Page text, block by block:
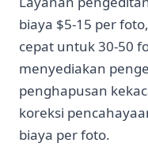
biaya $5-15 per
cepat untuk 30-50
menyediakan
penghapusan
koreksi
biaya per foto.